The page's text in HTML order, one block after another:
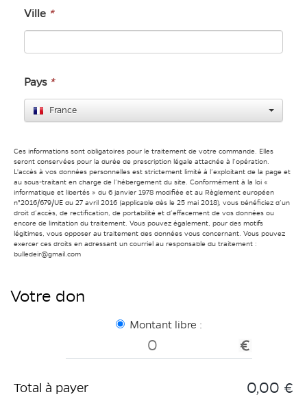
Ville *
Pays *
France
Ces informations sont obligatoires pour le traitement de votre commande. Elles
seront conservées pour la durée de prescription légale attachée à l’opération.
L'accès à vos données personnelles est strictement limité à l’exploitant de la page et
au sous-traitant en charge de l’hébergement du site. Conformément à la loi «
informatique et libertés » du 6 janvier 1978 modifiée et au Règlement européen
n°2016/679/UE du 27 avril 2016 (applicable dès le 25 mai 2018), vous bénéficiez d’un
droit d’accès, de rectification, de portabilité et d’effacement de vos données ou
encore de limitation du traitement. Vous pouvez également, pour des motifs
légitimes, vous opposer au traitement des données vous concernant. Vous pouvez
exercer ces droits en adressant un courriel au responsable du traitement :
bulledeir@gmail.com
Votre don
Montant libre :
Total à payer 0,00 €